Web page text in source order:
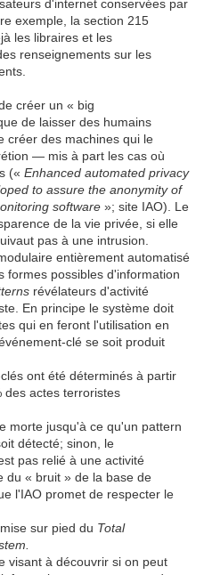
d'internet conservées par
exemple, la section 215
les libraires et les
renseignements sur les
créer un « big
de laisser des humains
créer des machines qui le
— mis à part les cas où
(« Enhanced automated privacy
to assure the anonymity of
software »; site IAO). Le
de la vie privée, si elle
pas à une intrusion.
entièrement automatisé
formes possibles d'information
révélateurs d'activité
En principe le système doit
qui en feront l'utilisation en
clé se soit produit
ont été déterminés à partir
des actes terroristes
morte jusqu'à ce qu'un pattern
détecté; sinon, le
pas relié à une activité
du « bruit » de la base de
l'IAO promet de respecter le
sur pied du Total
visant à découvrir si on peut